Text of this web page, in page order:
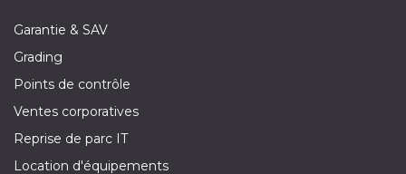
Garantie & SAV
Grading
Points de contrôle
Ventes corporatives
Reprise de parc IT
Location d'équipements